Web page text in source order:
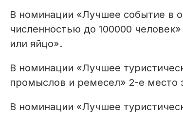
В номинации «Лучшее событие в
численностью до 100000
или яйцо».
В номинации «Лучшее
промыслов и ремесел» 2-е место
В номинации «Лучшее